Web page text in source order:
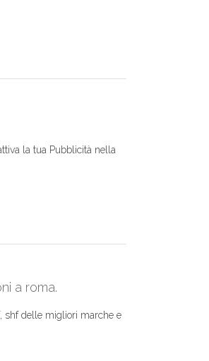
la tua Pubblicità nella
a roma.
shf delle migliori marche e